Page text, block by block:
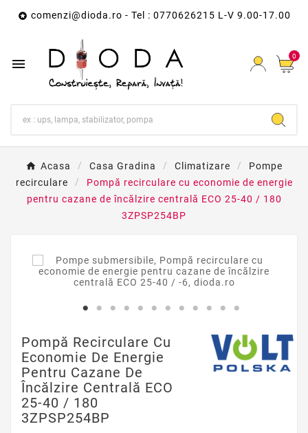
 comenzi@dioda.ro - Tel : 0770626215 L-V 9.00-17.00
 0
Acasa Casa Gradina Climatizare
Pompe
recirculare
Pompă recirculare cu economie de energie
pentru cazane de încălzire centrală ECO 25-40 / 180
3ZPSP254BP
Pompă Recirculare Cu
Economie De Energie
Pentru Cazane De
Încălzire Centrală ECO
25-40 / 180
3ZPSP254BP